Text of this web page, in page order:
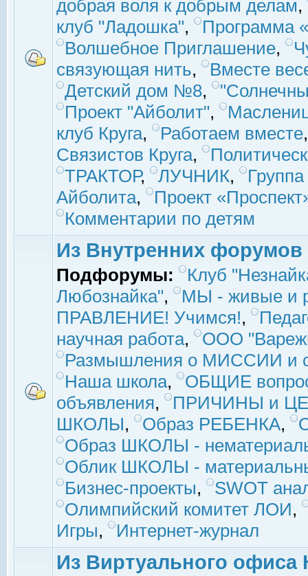
добрая воля к добрым делам,
клуб "Ладошка",
Программа
Волшебное Приглашение,
связующая нить,
Вместе
Детский дом №8,
Проект "Айболит",
клуб Круга, Работаем вместе
Связистов Круга,
ТРАКТОР, ЛУЧНИК,
Айболита,
Проект
Комментарии по детям
Из Внутренних форумов
Подфорумы:
Клуб
Любознайка",
МЫ - живые и
ПРАВЛЕНИЕ! Учимся!,
научная работа,
ООО
Размышления о МИССИИ и
Наша школа,
ОБЩИЕ
объявления,
ПРИЧИНЫ и
ШКОЛЫ, Образ РЕБЕНКА,
Образ ШКОЛЫ -
Облик ШКОЛЫ -
Бизнес-проекты,
SWOT
Олимпийский комитет ЛОИ,
Игры, Интернет-журнал
Из Виртуального офиса